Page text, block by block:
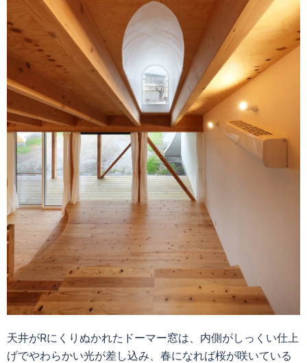
天井がRにくりぬかれたドーマー窓は、内側がしっくい仕上
げでやわらかい光が差し込み、春になれば桜が咲いている